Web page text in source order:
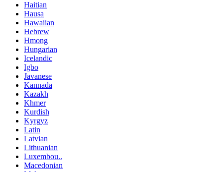
Haitian
Hausa
Hawaiian
Hebrew
Hmong
Hungarian
Icelandic
Igbo
Javanese
Kannada
Kazakh
Khmer
Kurdish
Kyrgyz
Latin
Latvian
Lithuanian
Luxembou..
Macedonian